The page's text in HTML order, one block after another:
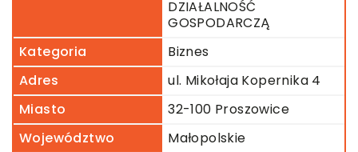
DZIAŁALNOŚĆ
GOSPODARCZĄ
Kategoria
Biznes
Adres
ul. Mikołaja Kopernika 4
Miasto
32-100 Proszowice
Województwo
Małopolskie